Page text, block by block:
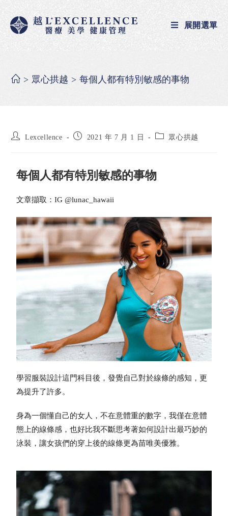
展開選單
> 眾心拱越 > 每個人都有特別敏感的事物
Lexcellence 2021 年 7 月 1 日 眾心拱越
每個人都有特別敏感的事物
文章擷取：IG @lunac_hawaii
學習服裝設計這門科目後，發覺自己對於線條的感知，更
為提升了許多。
身為一個懂自己的女人，不在意體重的數字，我僅在意體
態上的線條感，也好比我不斷思考著如何設計出最巧妙的
泳裝，讓女孩們的穿上後的線條更為苗唯美優雅。